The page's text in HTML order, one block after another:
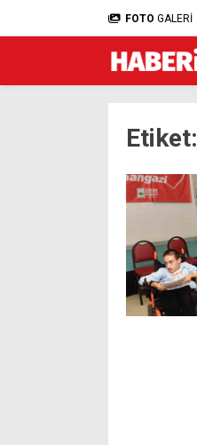
FOTO GALERİ
Etiket: